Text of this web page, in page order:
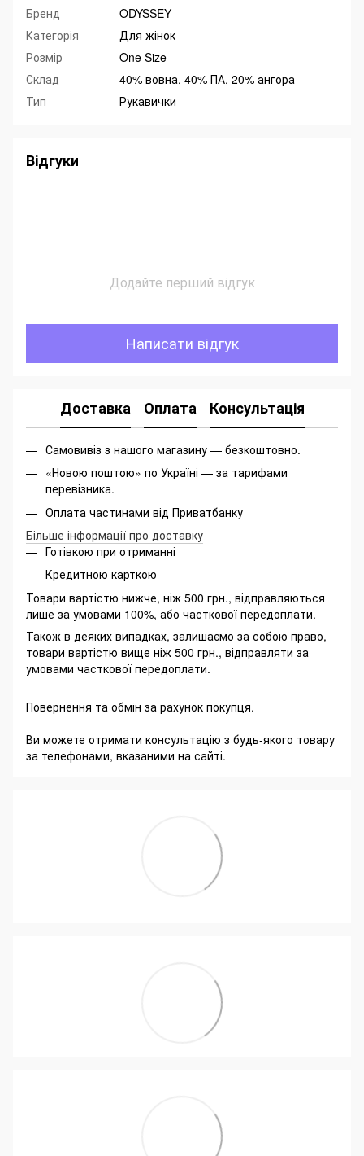
Бренд
ODYSSEY
Категорія
Для жінок
Розмір
One Size
Склад
40% вовна, 40% ПА, 20% ангора
Тип
Рукавички
Відгуки
Додайте перший відгук
Написати відгук
Доставка Оплата Консультація
Самовивіз з нашого магазину — безкоштовно.
«Новою поштою» по Україні — за тарифами
перевізника.
Оплата частинами від Приватбанку
Більше інформації про доставку
Готівкою при отриманні
Кредитною карткою
Товари вартістю нижче, ніж 500 грн., відправляються
лише за умовами 100%, або часткової передоплати.
Також в деяких випадках, залишаємо за собою право,
товари вартістю вище ніж 500 грн., відправляти за
умовами часткової передоплати.
Повернення та обмін за рахунок покупця.
Ви можете отримати консультацію з будь-якого товару
за телефонами, вказаними на сайті.